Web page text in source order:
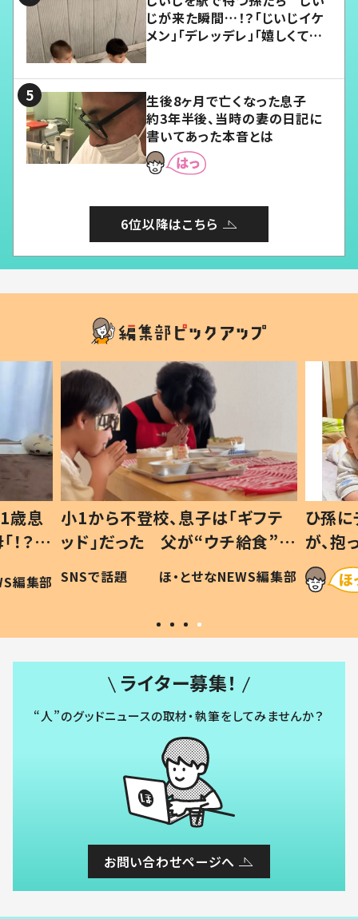
じが来た瞬間…！？「じいじイケ
メン」「デレッデレ」「嬉しくて可
生後8ヶ月で亡くなった息子
約3年半後、当時の妻の日記に
書いてあった本音とは
6位以降はこちら
歳息
？」
編集部
小1から不登校、息子は「ギフテ
ッド」だった 父が“ウチ給食”を
作り続ける理由とは #令和の親
#令和の子
SNSで話題 ほ・とせなNEWS編集部
ひ孫
が、
「涙が
い」
ライター募集！
“人”のグッドニュースの取材・執筆をしてみませんか？
お問い合わせページへ